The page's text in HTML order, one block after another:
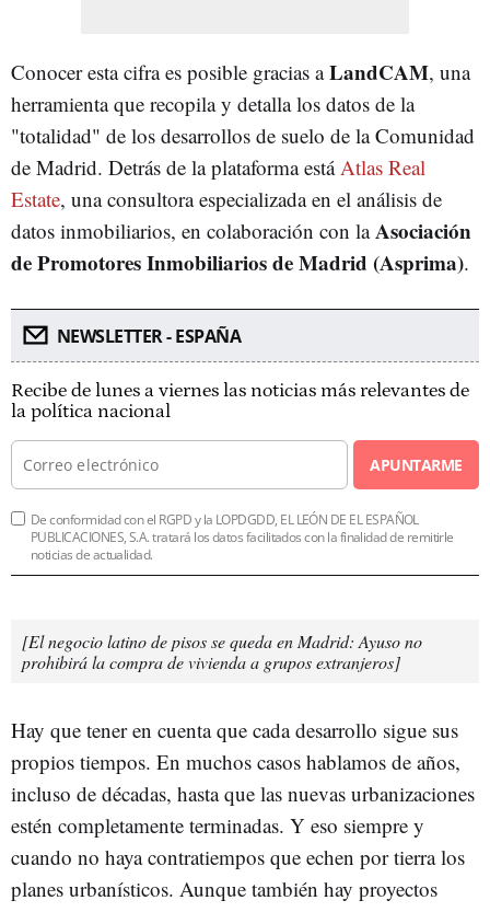
Conocer esta cifra es posible gracias aLandCAM, una
herramienta que recopila y detalla los datos de la
"totalidad" de los desarrollos de suelo de la Comunidad
de Madrid. Detrás de la plataforma estáAtlas Real
Estate, una consultora especializada en el análisis de
datos inmobiliarios, en colaboración con laAsociación
de Promotores Inmobiliarios de Madrid (Asprima).
NEWSLETTER - ESPAÑA
Recibe de lunes a viernes las noticias más relevantes de
la política nacional
APUNTARME
De conformidad con el RGPD y la LOPDGDD, EL LEÓN DE EL ESPAÑOL
PUBLICACIONES, S.A. tratará los datos facilitados con la finalidad de remitirle
noticias de actualidad.
[El negocio latino de pisos se queda en Madrid: Ayuso no
prohibirá la compra de vivienda a grupos extranjeros]
Hay que tener en cuenta que cada desarrollo sigue sus
propios tiempos. En muchos casos hablamos de años,
incluso de décadas, hasta que las nuevas urbanizaciones
estén completamente terminadas. Y eso siempre y
cuando no haya contratiempos que echen por tierra los
planes urbanísticos. Aunque también hay proyectos